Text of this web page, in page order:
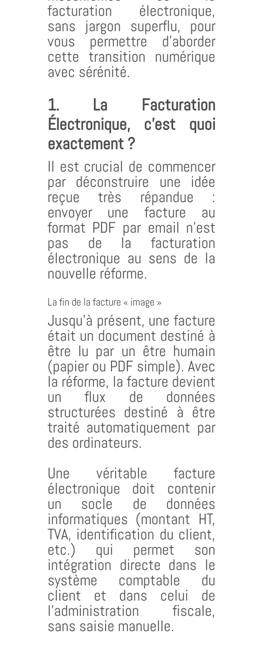
facturation électronique,
sans jargon superflu, pour
vous permettre d’aborder
cette transition numérique
avec sérénité.
1. La Facturation
Électronique, c’est quoi
exactement ?
Il est crucial de commencer
par déconstruire une idée
reçue très répandue :
envoyer une facture au
format PDF par email n’est
pas de la facturation
électronique au sens de la
nouvelle réforme.
La fin de la facture « image »
Jusqu’à présent, une facture
était un document destiné à
être lu par un être humain
(papier ou PDF simple). Avec
la réforme, la facture devient
un flux de données
structurées destiné à être
traité automatiquement par
des ordinateurs.
Une véritable facture
électronique doit contenir
un socle de données
informatiques (montant HT,
TVA, identification du client,
etc.) qui permet son
intégration directe dans le
système comptable du
client et dans celui de
l’administration fiscale,
sans saisie manuelle.